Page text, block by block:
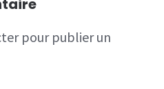
pour publier un